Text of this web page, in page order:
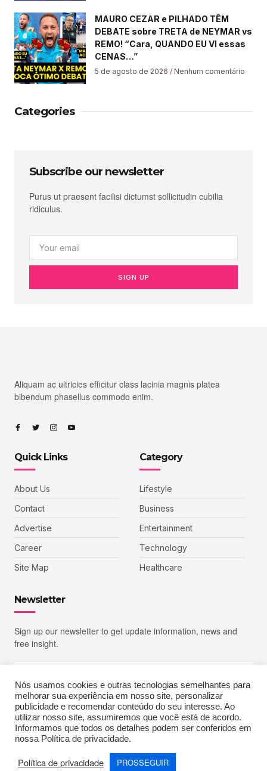
MAURO CEZAR e PILHADO TÊM
DEBATE sobre TRETA de NEYMAR vs
REMO! “Cara, QUANDO EU VI essas
CENAS…”
5 de agosto de 2026 Nenhum comentário
Categories
Subscribe our newsletter
Purus ut praesent facilisi dictumst sollicitudin cubilia
ridiculus.
SIGN UP
Aliquam ac ultricies efficitur class lacinia magnis platea
bibendum phasellus commodo enim.
Quick Links
About Us
Contact
Advertise
Career
Site Map
Category
Lifestyle
Business
Entertainment
Technology
Healthcare
Newsletter
Sign up our newsletter to get update information, news and
free insight.
SIGN UP
Copyright © 2023 Echoiz, All rights reserved. Powered by MoxCreative
Nós usamos cookies e outras tecnologias semelhantes para
melhorar sua experiência em nosso site, personalizar
publicidade e recomendar conteúdo do seu interesse. Ao
utilizar nosso site, assumiremos que você está de acordo.
Informamos que todos os detalhes podem ser conferidos em
nossa Política de privacidade.
Política de privacidade PROSSEGUIR